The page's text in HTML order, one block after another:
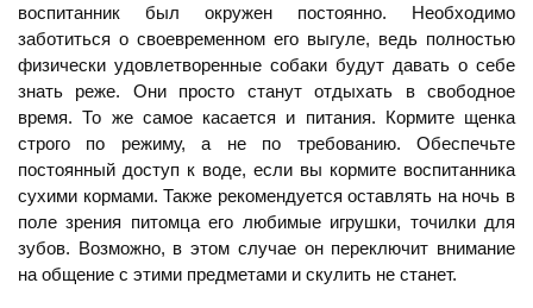
воспитанник был окружен постоянно. Необходимо
заботиться о своевременном его выгуле, ведь полностью
физически удовлетворенные собаки будут давать о себе
знать реже. Они просто станут отдыхать в свободное
время. То же самое касается и питания. Кормите щенка
строго по режиму, а не по требованию. Обеспечьте
постоянный доступ к воде, если вы кормите воспитанника
сухими кормами. Также рекомендуется оставлять на ночь в
поле зрения питомца его любимые игрушки, точилки для
зубов. Возможно, в этом случае он переключит внимание
на общение с этими предметами и скулить не станет.